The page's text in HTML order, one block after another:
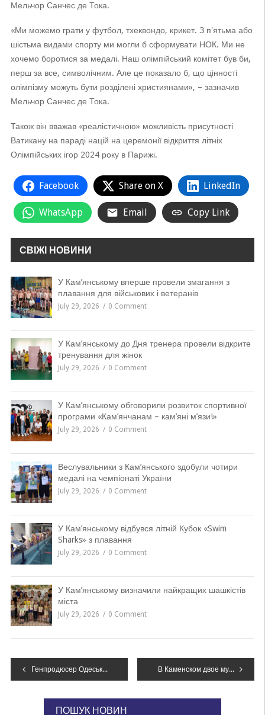
Мельчор Санчес де Тока.
«Ми можемо грати у футбол, тхеквондо, крикет. З п'ятьма або
шістьма видами спорту ми могли б сформувати НОК. Ми не
хочемо боротися за медалі. Наш олімпійський комітет був би,
перш за все, символічним. Але це показало б, що цінності
олімпізму можуть бути розділені християнами», – зазначив
Мельчор Санчес де Тока.
Також він вважав «реалістичною» можливість присутності
Ватикану на параді націй на церемонії відкриття літніх
Олімпійських ігор 2024 року в Парижі.
Facebook Share on X LinkedIn
WhatsApp Email Copy Link
СВІЖІ НОВИНИ
У Кам’янському вперше провели змагання з
плавання для військових і ветеранів
July 29, 2026 0 Comment
У Кам’янському до Дня тренера провели відкрите
тренування для жінок
July 29, 2026 0 Comment
У Кам’янському обговорили розвиток спортивної
програми «Кам’янчанам – кам’яні м’язи!»
July 29, 2026 0 Comment
Веслувальники з Кам’янського здобули чотири
медалі на чемпіонаті України
July 29, 2026 0 Comment
У Кам’янському відбувся літній Кубок «Swim
Sharks» з плавання
July 29, 2026 0 Comment
У Кам’янському визначили найкращих шашкістів
міста
July 29, 2026 0 Comment
Навігація
Генпродюсер Одеського кінофестивалю не збирається знову подаватися на посаду голови Держкіно В Каменском двое мужчин обстреляли иномарку, в которой находились люди
ПОШУК НОВИН